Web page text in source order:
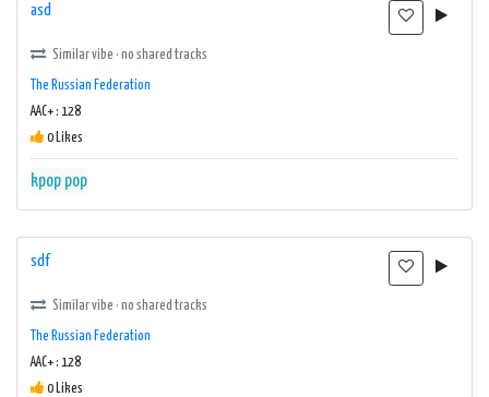
asd
Similar vibe · no shared tracks
The Russian Federation
AAC+ : 128
0 Likes
kpop pop
sdf
Similar vibe · no shared tracks
The Russian Federation
AAC+ : 128
0 Likes